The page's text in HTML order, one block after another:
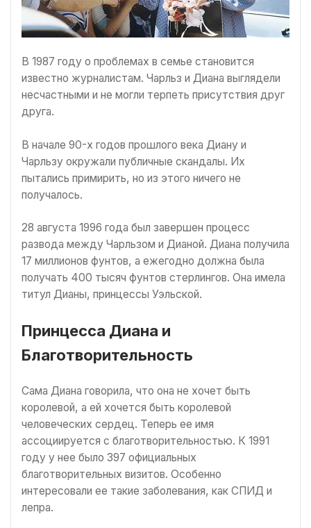
В 1987 году о проблемах в семье становится
известно журналистам. Чарльз и Диана выглядели
несчастными и не могли терпеть присутствия друг
друга.
В начале 90-х годов прошлого века Диану и
Чарльзу окружали публичные скандалы. Их
пытались примирить, но из этого ничего не
получалось.
28 августа 1996 года был завершен процесс
развода между Чарльзом и Дианой. Диана получила
17 миллионов фунтов, а ежегодно должна была
получать 400 тысяч фунтов стерлингов. Она имела
титул Дианы, принцессы Уэльской.
Принцесса Диана и
Благотворительность
Сама Диана говорила, что она не хочет быть
королевой, а ей хочется быть королевой
человеческих сердец. Теперь ее имя
ассоциируется с благотворительностью. К 1991
году у нее было 397 официальных
благотворительных визитов. Особенно
интересовали ее такие заболевания, как СПИД и
лепра.